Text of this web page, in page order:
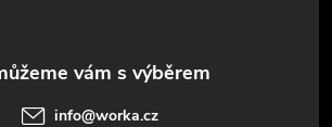
info@worka.cz